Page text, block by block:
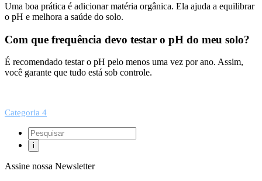
Uma boa prática é adicionar matéria orgânica. Ela ajuda a equilibrar
o pH e melhora a saúde do solo.
Com que frequência devo testar o pH do meu solo?
É recomendado testar o pH pelo menos uma vez por ano. Assim,
você garante que tudo está sob controle.
Categoria 4
Assine nossa Newsletter